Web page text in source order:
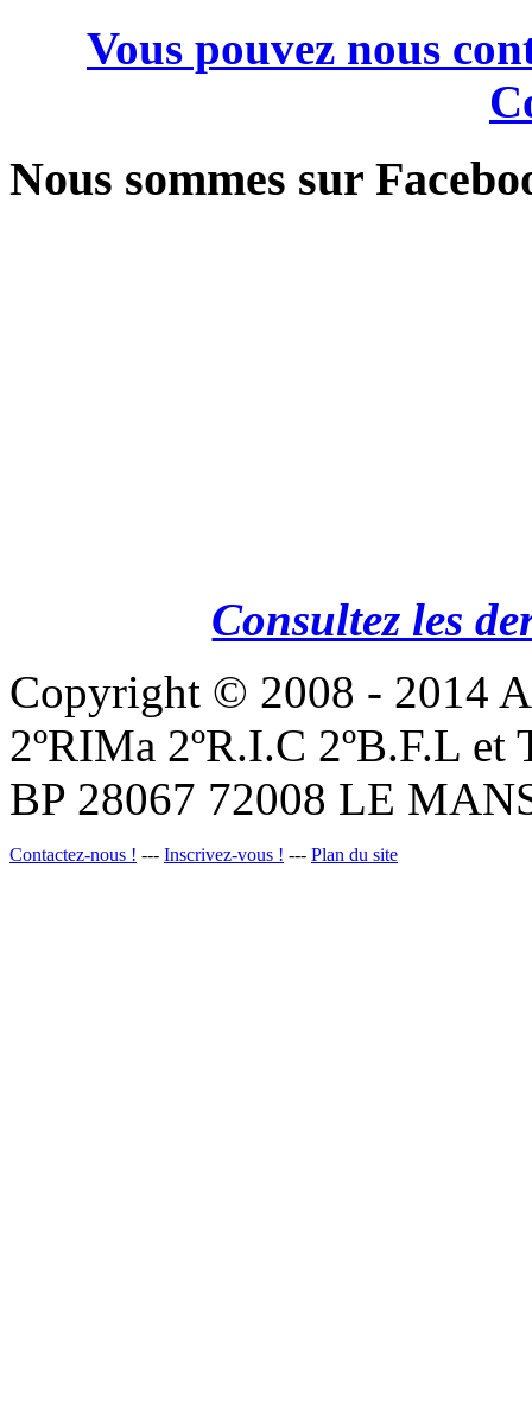
Vous pouvez nous
Nous sommes sur
Consultez les
Copyright © 2008 - 2014
2ºRIMa 2ºR.I.C 2ºB.F.L
BP 28067 72008 LE
Contactez-nous ! --- Inscrivez-vous ! --- Plan du site